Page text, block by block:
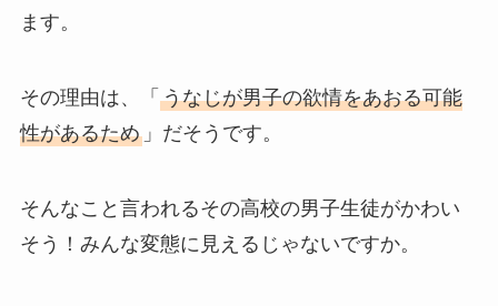
ます。
その理由は、「 うなじが男子の欲情をあおる可能
性があるため」だそうです。
そんなこと言われるその高校の男子生徒がかわい
そう！みんな変態に見えるじゃないですか。